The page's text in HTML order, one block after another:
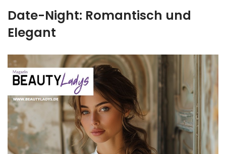
Date-Night: Romantisch und
Elegant